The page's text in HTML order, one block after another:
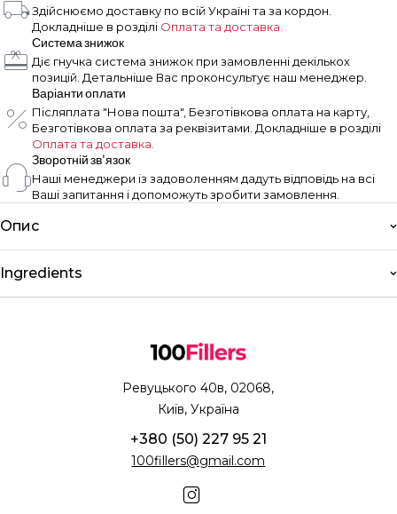
Здійснюємо доставку по всій Україні та за кордон.
Докладніше в розділі Оплата та доставка.
Система знижок
Діє гнучка система знижок при замовленні декількох
позицій. Детальніше Вас проконсультує наш менеджер.
Варіанти оплати
Післяплата "Нова пошта", Безготівкова оплата на карту,
Безготівкова оплата за реквізитами. Докладніше в розділі
Оплата та доставка.
Зворотній зв'язок
Наші менеджери із задоволенням дадуть відповідь на всі
Ваші запитання і допоможуть зробити замовлення.
Опис
Ingredients
Ревуцького 40в, 02068,
Київ, Україна
+380 (50) 227 95 21
100fillers@gmail.com